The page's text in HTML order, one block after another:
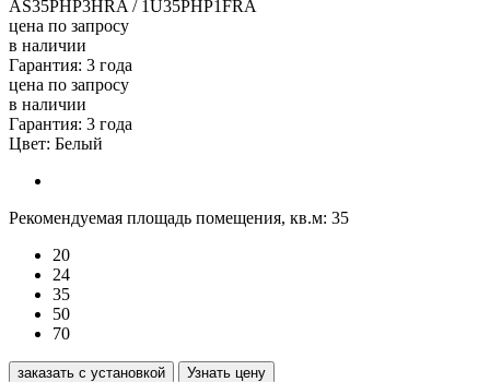
цена по запросу
в наличии
Гарантия: 3 года
цена по запросу
в наличии
Гарантия: 3 года
Цвет: Белый
Рекомендуемая площадь помещения, кв.м: 35
20
24
35
50
70
заказать с установкой Узнать цену